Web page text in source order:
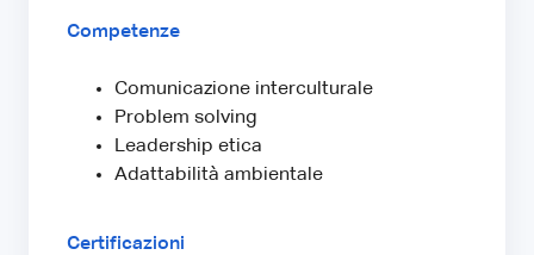
Competenze
Comunicazione interculturale
Problem solving
Leadership etica
Adattabilità ambientale
Certificazioni